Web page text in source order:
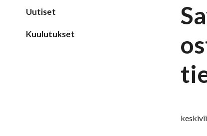
Uutiset
Kuulutukset